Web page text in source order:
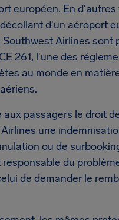
européen. En d'autres
d'un aéroport
Airlines sont
261, l'une des
au monde en
aux passagers le droit
une
ou de
du
de demander le